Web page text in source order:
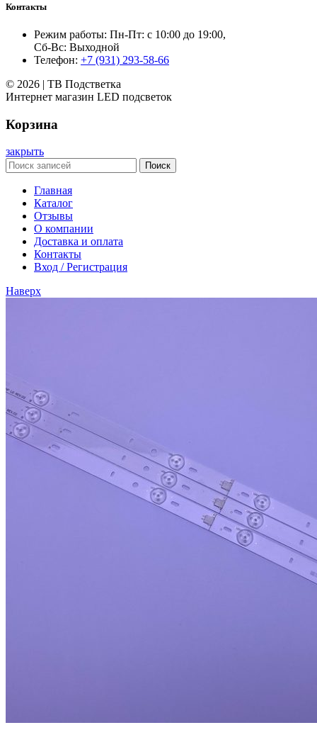
Контакты
Режим работы: Пн-Пт: с 10:00 до 19:00,
Сб-Вс: Выходной
Телефон: +7 (931) 293-58-66
© 2026 | ТВ Подстветка
Интернет магазин LED подсветок
Корзина
закрыть
Поиск
Главная
Каталог
Отзывы
О компании
Доставка и оплата
Контакты
Вход / Регистрация
Наверх